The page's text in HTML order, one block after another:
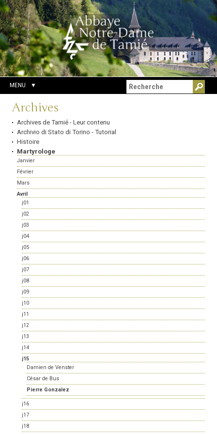
Aller
au
contenu.
|
Aller
à
la
navigation
Outils
personnels
Chercher par
Recherche
avancée…
MENU
Navigation
Archives
Archives de Tamié - Leur contenu
Archivio di Stato di Torino - Tutorial
Histoire
Martyrologe
Janvier
Février
Mars
Avril
j01
j02
j03
j04
j05
j06
j07
j08
j09
j10
j11
j12
j13
j14
j15
Damien de Venster
César de Bus
Pierre Gonzalez
j16
j17
j18